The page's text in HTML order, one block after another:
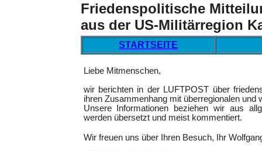
Friedenspolitische
aus der US-Militärregion
STARTSEITE
Liebe Mitmenschen,
wir berichten in der LUFTPOST über
ihren Zusammenhang mit überregionalen und
Unsere Informationen beziehen wir aus
werden übersetzt und meist kommentiert.
Wir freuen uns über Ihren Besuch, Ihr